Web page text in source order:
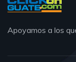
Apoyamos a los